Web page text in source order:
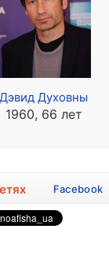
Дэвид Духовны
1960, 66 лет
Facebook